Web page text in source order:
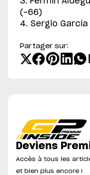
(-66)
4. Sergio
Partager sur:
Deviens
Accès à tous les
et bien plus encore !